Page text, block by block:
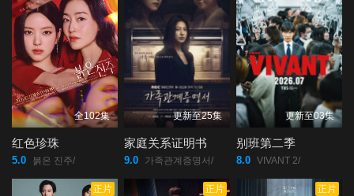
全102集
红色珍珠
5.0 붉은 진주/
更新至25集
家庭关系证明书
9.0 가족관계증명서/
更新至03集
别班第二季
8.0 VIVANT 2/
正片 正片 正片